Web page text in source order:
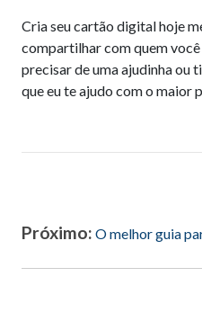
Cria seu cartão digital hoje
compartilhar com quem você
precisar de uma ajudinha ou
que eu te ajudo com o maior
Próximo: O melhor guia